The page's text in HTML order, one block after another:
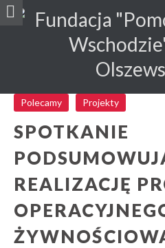
Polecamy Projekty
SPOTKANIE
REALIZACJĘ